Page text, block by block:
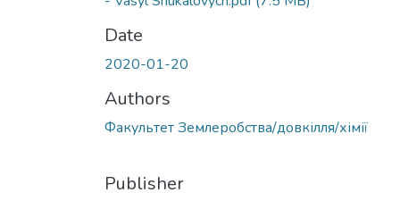
Date
2020-01-20
Authors
Факультет Землеробства/довкілля/хімії
Publisher